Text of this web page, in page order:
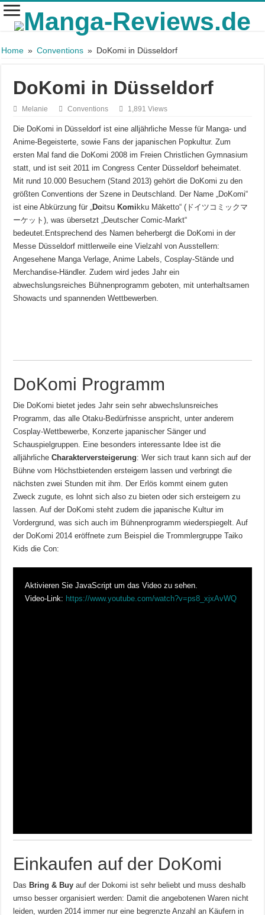
Home » Conventions » DoKomi in Düsseldorf
DoKomi in Düsseldorf
Melanie Conventions 1,891 Views
Die DoKomi in Düsseldorf ist eine alljährliche Messe für Manga- und
Anime-Begeisterte, sowie Fans der japanischen Popkultur.Zum
ersten Mal fand die DoKomi 2008 im Freien Christlichen Gymnasium
statt, und ist seit 2011 im Congress Center Düsseldorf beheimatet.
Mit rund 10.000 Besuchern (Stand 2013) gehört die DoKomi zu den
größten Conventions der Szene in Deutschland. Der Name „DoKomi“
ist eine Abkürzung für „Doitsu Komi kku Māketto“ (ドイツコミックマ
ーケット), was übersetzt „Deutscher Comic-Markt“
bedeutet. Entsprechend des Namen beherbergt die DoKomi in der
Messe Düsseldorf mittlerweile eine Vielzahl von Ausstellern:
Angesehene Manga Verlage, Anime Labels, Cosplay-Stände und
Merchandise-Händler. Zudem wird jedes Jahr ein
abwechslungsreiches Bühnenprogramm geboten, mit unterhaltsamen
Showacts und spannenden Wettbewerben.
DoKomi Programm
Die DoKomi bietet jedes Jahr sein sehr abwechslunsreiches
Programm, das alle Otaku-Bedürfnisse anspricht, unter anderem
Cosplay-Wettbewerbe, Konzerte japanischer Sänger und
Schauspielgruppen. Eine besonders interessante Idee ist die
alljährlicheCharakterversteigerung: Wer sich traut kann sich auf der
Bühne vom Höchstbietenden ersteigern lassen und verbringt die
nächsten zwei Stunden mit ihm. Der Erlös kommt einem guten
Zweck zugute, es lohnt sich also zu bieten oder sich ersteigern zu
lassen. Auf der DoKomi steht zudem die japanische Kultur im
Vordergrund, was sich auch im Bühnenprogramm wiederspiegelt. Auf
der DoKomi 2014 eröffnete zum Beispiel die Trommlergruppe Taiko
Kids die Con:
Aktivieren Sie JavaScript um das Video zu sehen.
Video-Link: https://www.youtube.com/watch?v=ps8_xjxAvWQ
Einkaufen auf der DoKomi
Das Bring & Buy auf der Dokomi ist sehr beliebt und muss deshalb
umso besser organisiert werden: Damit die angebotenen Waren nicht
leiden, wurden 2014 immer nur eine begrenzte Anzahl an Käufern in